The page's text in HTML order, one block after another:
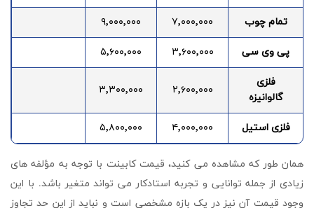
تمام چوب ۷٬۰۰۰٬۰۰۰ ۹٬۰۰۰٬۰۰۰
پی وی سی ۳٬۶۰۰٬۰۰۰ ۵٬۶۰۰٬۰۰۰
فلزی
گالوانیزه
۲٬۶۰۰٬۰۰۰ ۳٬۳۰۰٬۰۰۰
فلزی استیل ۴٬۰۰۰٬۰۰۰ ۵٬۸۰۰٬۰۰۰
همان طور که مشاهده می کنید، قیمت کابینت با توجه به مؤلفه های
زیادی از جمله توانایی و تجربه استادکار می تواند متغیر باشد. با این
وجود قیمت آن نیز در یک بازه مشخصی است و نباید از این حد تجاوز